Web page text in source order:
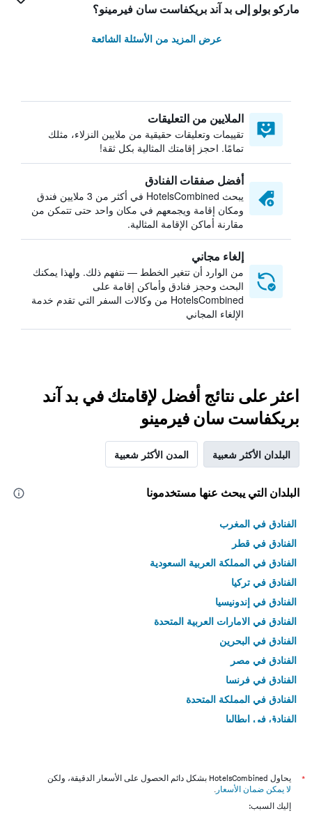
ماركو بولو إلى بد آند بريكفاست سان فيرمينو؟
عرض المزيد من الأسئلة الشائعة
الملايين من التعليقات
تقييمات وتعليقات حقيقية من ملايين النزلاء، مثلك
تمامًا. احجز إقامتك المثالية بكل ثقة!
أفضل صفقات الفنادق
يبحث HotelsCombined في أكثر من 3 ملايين فندق
ومكان إقامة ويجمعهم في مكان واحد حتى تتمكن من
مقارنة أماكن الإقامة المثالية.
إلغاء مجاني
من الوارد أن تتغير الخطط — نتفهم ذلك. ولهذا يمكنك
البحث وحجز فنادق وأماكن إقامة على
HotelsCombined من وكالات السفر التي تقدم خدمة
الإلغاء المجاني
اعثر على نتائج أفضل لإقامتك في بد آند
بريكفاست سان فيرمينو
البلدان الأكثر شعبية المدن الأكثر شعبية
البلدان التي يبحث عنها مستخدمونا
الفنادق في المغرب
الفنادق في قطر
الفنادق في المملكة العربية السعودية
الفنادق في تركيا
الفنادق في إندونيسيا
الفنادق في الامارات العربية المتحدة
الفنادق في البحرين
الفنادق في مصر
الفنادق في فرنسا
الفنادق في المملكة المتحدة
الفنادق في إيطاليا
*
يحاول HotelsCombined بشكل دائم الحصول على الأسعار الدقيقة، ولكن
لا يمكن ضمان الأسعار .
إليك السبب: